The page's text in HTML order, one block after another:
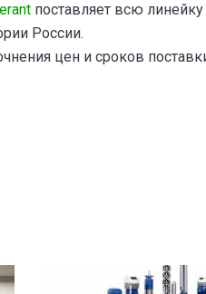
поставляет всю
России.
цен и сроков